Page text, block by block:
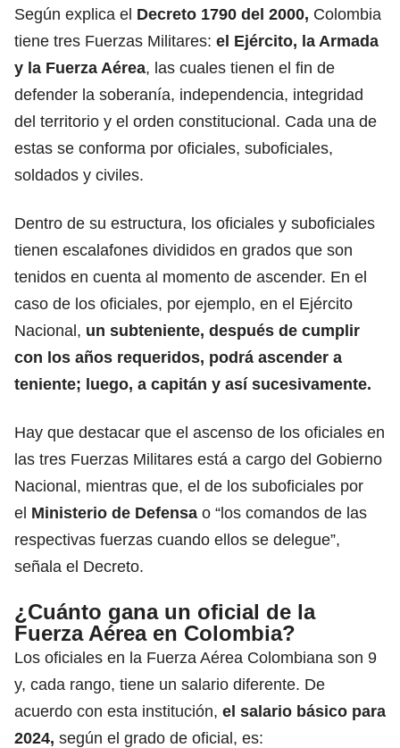
Según explica el Decreto 1790 del 2000, Colombia
tiene tres Fuerzas Militares: el Ejército, la Armada
y la Fuerza Aérea, las cuales tienen el fin de
defender la soberanía, independencia, integridad
del territorio y el orden constitucional. Cada una de
estas se conforma por oficiales, suboficiales,
soldados y civiles.
Dentro de su estructura, los oficiales y suboficiales
tienen escalafones divididos en grados que son
tenidos en cuenta al momento de ascender. En el
caso de los oficiales, por ejemplo, en el Ejército
Nacional, un subteniente, después de cumplir
con los años requeridos, podrá ascender a
teniente; luego, a capitán y así sucesivamente.
Hay que destacar que el ascenso de los oficiales en
las tres Fuerzas Militares está a cargo del Gobierno
Nacional, mientras que, el de los suboficiales por
el Ministerio de Defensa o “los comandos de las
respectivas fuerzas cuando ellos se delegue”,
señala el Decreto.
¿Cuánto gana un oficial de la
Fuerza Aérea en Colombia?
Los oficiales en la Fuerza Aérea Colombiana son 9
y, cada rango, tiene un salario diferente. De
acuerdo con esta institución, el salario básico para
2024, según el grado de oficial, es: